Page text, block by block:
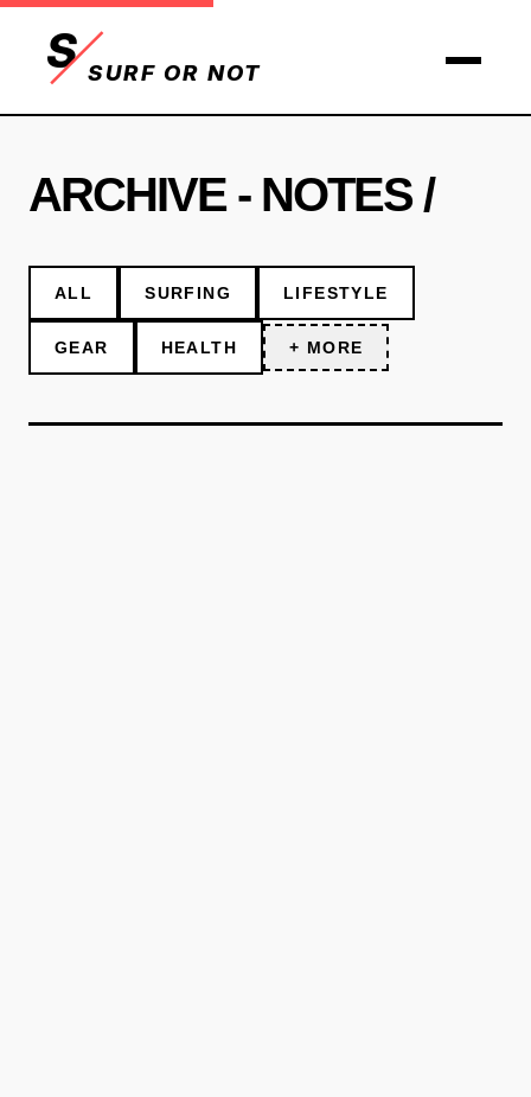
SURF OR NOT
S
ARCHIVE - NOTES /
ALL SURFING LIFESTYLE
GEAR HEALTH + MORE